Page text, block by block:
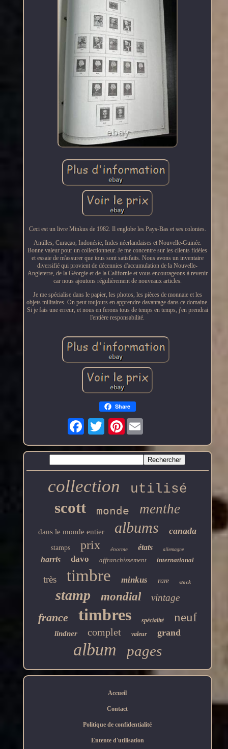
Ceci est un livre Minkus de 1982. Il englobe les Pays-Bas et ses colonies.
Antilles, Curaçao, Indonésie, Indes néerlandaises et Nouvelle-Guinée.
Bonne valeur pour un collectionneur. Je me concentre sur les clients fidèles
et essaie de m'assurer que tous sont satisfaits. Nous avons un inventaire
diversifié qui provient de décennies d'accumulation de la Nouvelle-
Angleterre, de la Géorgie et de la Californie et vous encourageons à revenir
car nous ajoutons régulièrement de nouveaux articles.
Je me spécialise dans le papier, les photos, les pièces de monnaie et les
objets militaires. On peut toujours en apprendre davantage dans ce domaine.
Si je fais une erreur, et nous en ferons tous de temps en temps, j'en prendrai
l'entière responsabilité.
Share
Pinterest
collection utilisé
scott monde menthe
dans le monde entier albums canada
stamps prix énorme états allemagne
harris davo affranchissement international
très timbre minkus rare stock
stamp mondial vintage
france timbres spécialité neuf
lindner complet valeur grand
album pages
Accueil
Contact
Politique de confidentialité
Entente d'utilisation